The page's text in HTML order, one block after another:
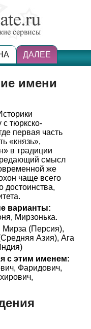
ДАЛЕЕ
имени
тюркско-
первая часть
«князь»,
в традиции
смысл
же
чаще всего
достоинства,
варианты:
Мирзонька.
Мирза (Персия),
Азия), Ага
с этим именем:
Фаридович,